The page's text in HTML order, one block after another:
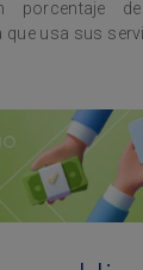
porcentaje
que usa sus